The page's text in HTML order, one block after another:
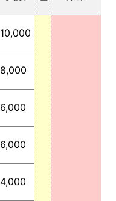
10,000
8,000
6,000
6,000
4,000